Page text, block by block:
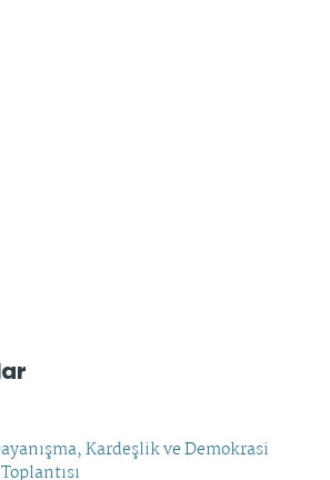
Kardeşlik ve Demokrasi